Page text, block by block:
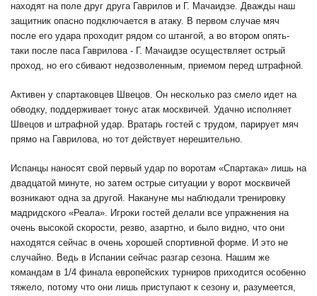
находят на поле друг друга Гаврилов и Г. Мачаидзе. Дважды наш
защитник опасно подключается в атаку. В первом случае мяч
после его удара проходит рядом со штангой, а во втором опять-
таки после паса Гаврилова - Г. Мачаидзе осуществляет острый
проход, но его сбивают недозволенным, приемом перед штрафной.
Активен у спартаковцев Швецов. Он несколько раз смело идет на
обводку, поддерживает тонус атак москвичей. Удачно исполняет
Швецов и штрафной удар. Вратарь гостей с трудом, парирует мяч
прямо на Гаврилова, но тот действует нерешительно.
Испанцы наносят свой первый удар по воротам «Спартака» лишь на
двадцатой минуте, но затем острые ситуации у ворот москвичей
возникают одна за другой. Накануне мы наблюдали тренировку
мадридского «Реала». Игроки гостей делали все упражнения на
очень высокой скорости, резво, азартно, и было видно, что они
находятся сейчас в очень хорошей спортивной форме. И это не
случайно. Ведь в Испании сейчас разгар сезона. Нашим же
командам в 1/4 финала европейских турниров приходится особенно
тяжело, потому что они лишь приступают к сезону и, разумеется,